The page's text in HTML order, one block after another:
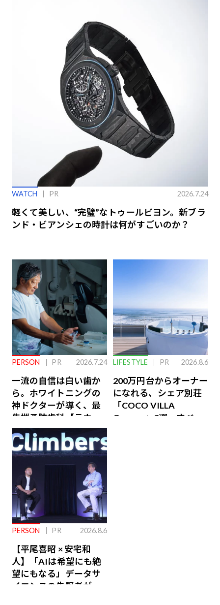
WATCH PR 2026.7.24
軽くて美しい、“完璧”なトゥールビヨン。新ブラ
ンド・ビアンシェの時計は何がすごいのか？
PERSON PR 2026.7.24
一流の自信は白い歯か
ら。ホワイトニングの
神ドクターが導く、最
先端予防歯科【ラウン
ジ会員特典あり】
LIFESTYLE PR 2026.8.6
200万円台からオーナー
になれる、シェア別荘
「COCO VILLA
Owners」3選。すべて
PERSON PR 2026.8.6
【平尾喜昭 × 安宅和
人】「AIは希望にも絶
望にもなる」データサ
イエンスの先駆者が語